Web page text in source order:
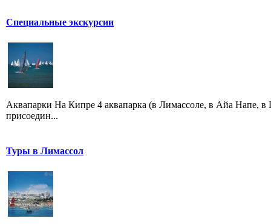
Специальные экскурсии
Аквапарки На Кипре 4 аквапарка (в Лимассоле, в Айа Напе,
присоедин...
Туры в Лимассол